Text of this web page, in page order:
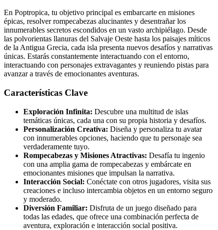
En Poptropica, tu objetivo principal es embarcarte en misiones
épicas, resolver rompecabezas alucinantes y desentrañar los
innumerables secretos escondidos en un vasto archipiélago. Desde
las polvorientas llanuras del Salvaje Oeste hasta los paisajes míticos
de la Antigua Grecia, cada isla presenta nuevos desafíos y narrativas
únicas. Estarás constantemente interactuando con el entorno,
interactuando con personajes extravagantes y reuniendo pistas para
avanzar a través de emocionantes aventuras.
Características Clave
Exploración Infinita: Descubre una multitud de islas
temáticas únicas, cada una con su propia historia y desafíos.
Personalización Creativa: Diseña y personaliza tu avatar
con innumerables opciones, haciendo que tu personaje sea
verdaderamente tuyo.
Rompecabezas y Misiones Atractivas: Desafía tu ingenio
con una amplia gama de rompecabezas y embárcate en
emocionantes misiones que impulsan la narrativa.
Interacción Social: Conéctate con otros jugadores, visita sus
creaciones e incluso intercambia objetos en un entorno seguro
y moderado.
Diversión Familiar: Disfruta de un juego diseñado para
todas las edades, que ofrece una combinación perfecta de
aventura, exploración e interacción social positiva.